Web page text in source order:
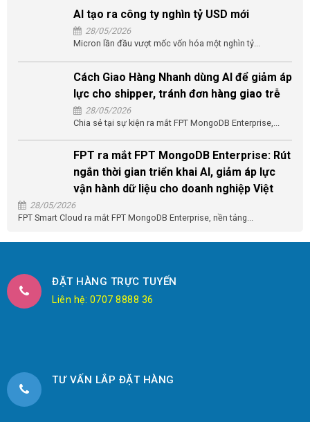
AI tạo ra công ty nghìn tỷ USD mới
28/05/2026
Micron lần đầu vượt mốc vốn hóa một nghìn tỷ...
Cách Giao Hàng Nhanh dùng AI để giảm áp
lực cho shipper, tránh đơn hàng giao trễ
28/05/2026
Chia sẻ tại sự kiện ra mắt FPT MongoDB Enterprise,...
FPT ra mắt FPT MongoDB Enterprise: Rút
ngắn thời gian triển khai AI, giảm áp lực
vận hành dữ liệu cho doanh nghiệp Việt
28/05/2026
FPT Smart Cloud ra mắt FPT MongoDB Enterprise, nền tảng...
ĐẶT HÀNG TRỰC TUYẾN
Liên hệ: 0707 8888 36
TƯ VẤN LẮP ĐẶT HÀNG